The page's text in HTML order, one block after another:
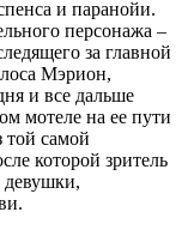
и паранойи.
персонажа –
за главной
Мэрион,
и все дальше
мотеле на ее пути
той самой
которой зритель
девушки,